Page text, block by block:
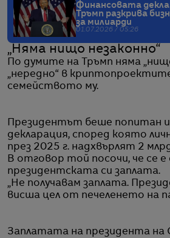
Финансовата
Тръмп разкрива
за милиарди
01.07.2026 / 05:26
„Няма нищо незаконно“
По думите на Тръмп няма
„нередно“ в
семейството му.
Президентът беше попитан
декларация, според която
през 2025 г. надхвърлят 2
В отговор той посочи, че се
президентската си заплата.
„Не получавам заплата.
висша цел от печеленето на
Заплатата на президента на